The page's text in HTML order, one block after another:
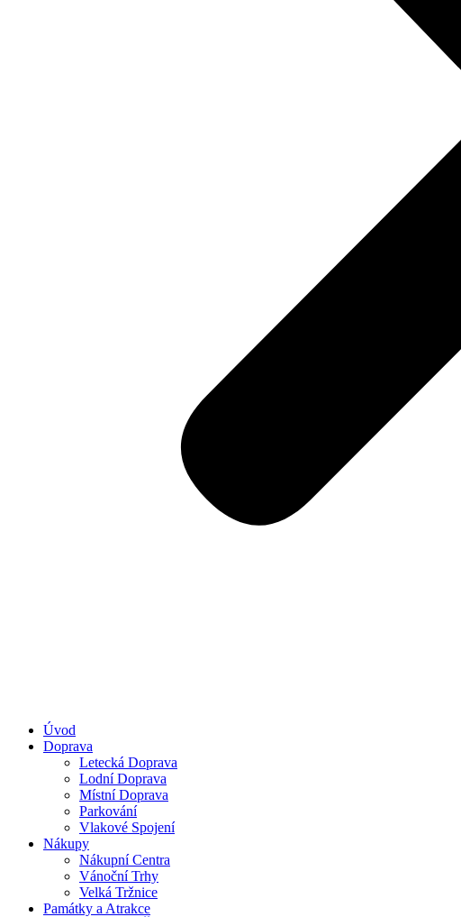
Úvod
Doprava
Letecká Doprava
Lodní Doprava
Místní Doprava
Parkování
Vlakové Spojení
Nákupy
Nákupní Centra
Vánoční Trhy
Velká Tržnice
Památky a Atrakce